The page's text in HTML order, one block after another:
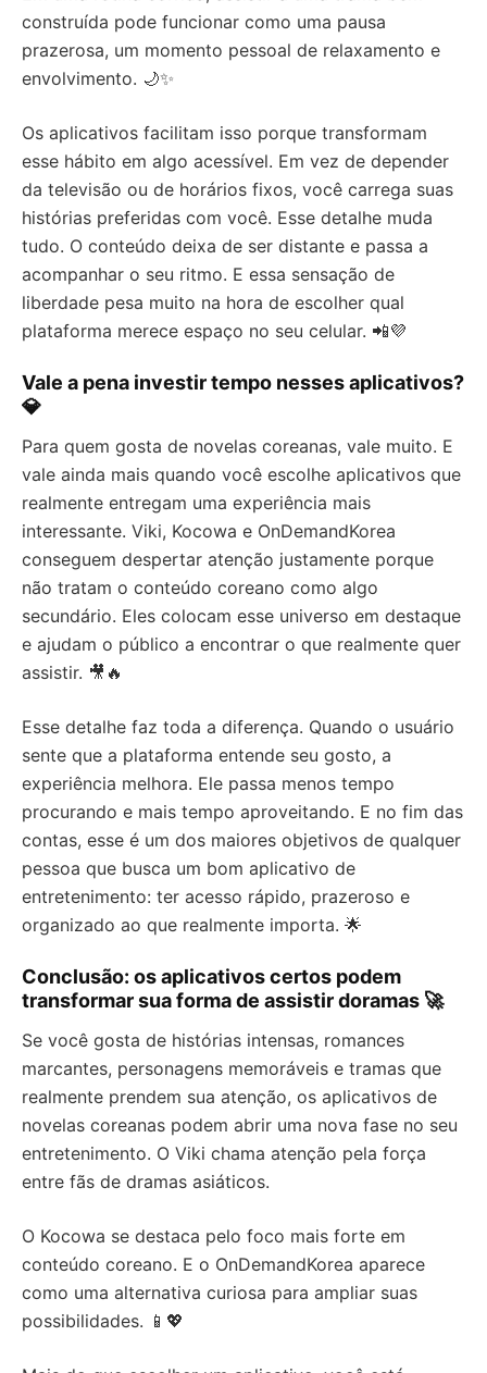
construída pode funcionar como uma pausa
prazerosa, um momento pessoal de relaxamento e
envolvimento. 🌙✨
Os aplicativos facilitam isso porque transformam
esse hábito em algo acessível. Em vez de depender
da televisão ou de horários fixos, você carrega suas
histórias preferidas com você. Esse detalhe muda
tudo. O conteúdo deixa de ser distante e passa a
acompanhar o seu ritmo. E essa sensação de
liberdade pesa muito na hora de escolher qual
plataforma merece espaço no seu celular. 📲💜
Vale a pena investir tempo nesses aplicativos?
💎
Para quem gosta de novelas coreanas, vale muito. E
vale ainda mais quando você escolhe aplicativos que
realmente entregam uma experiência mais
interessante. Viki, Kocowa e OnDemandKorea
conseguem despertar atenção justamente porque
não tratam o conteúdo coreano como algo
secundário. Eles colocam esse universo em destaque
e ajudam o público a encontrar o que realmente quer
assistir. 🎥🔥
Esse detalhe faz toda a diferença. Quando o usuário
sente que a plataforma entende seu gosto, a
experiência melhora. Ele passa menos tempo
procurando e mais tempo aproveitando. E no fim das
contas, esse é um dos maiores objetivos de qualquer
pessoa que busca um bom aplicativo de
entretenimento: ter acesso rápido, prazeroso e
organizado ao que realmente importa. 🌟
Conclusão: os aplicativos certos podem
transformar sua forma de assistir doramas 🚀
Se você gosta de histórias intensas, romances
marcantes, personagens memoráveis e tramas que
realmente prendem sua atenção, os aplicativos de
novelas coreanas podem abrir uma nova fase no seu
entretenimento. O Viki chama atenção pela força
entre fãs de dramas asiáticos.
O Kocowa se destaca pelo foco mais forte em
conteúdo coreano. E o OnDemandKorea aparece
como uma alternativa curiosa para ampliar suas
possibilidades. 📱💖